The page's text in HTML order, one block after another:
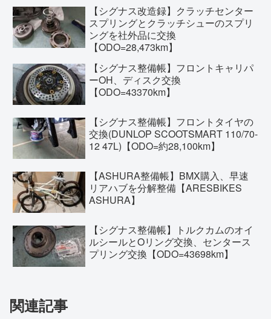
【シグナス改造録】クラッチセンター
スプリングとクラッチシューのスプリ
ングを社外品に交換
【ODO=28,473km】
【シグナス整備帳】フロントキャリパ
ーOH、ディスク交換
【ODO=43370km】
【シグナス整備帳】フロントタイヤの
交換(DUNLOP SCOOTSMART 110/70-
12 47L)【ODO=約28,100km】
【ASHURA整備帳】BMX購入、早速
リアハブを分解整備【ARESBIKES
ASHURA】
【シグナス整備帳】トルクカムのオイ
ルシールとOリング交換、センタース
プリング交換【ODO=43698km】
関連記事